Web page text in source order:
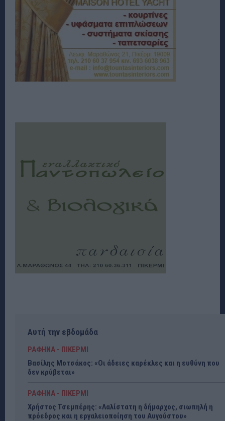
Αυτή την εβδομάδα
ΡΑΦΗΝΑ - ΠΙΚΕΡΜΙ
Βασίλης Μοτσάκος: «Οι άδειες καρέκλες και η ευθύνη που
δεν κρύβεται»
ΡΑΦΗΝΑ - ΠΙΚΕΡΜΙ
Χρήστος Τσεμπέρης: «Λαλίστατη η δήμαρχος, σιωπηλή η
πρόεδρος και η εργαλειοποίηση του Αυγούστου»